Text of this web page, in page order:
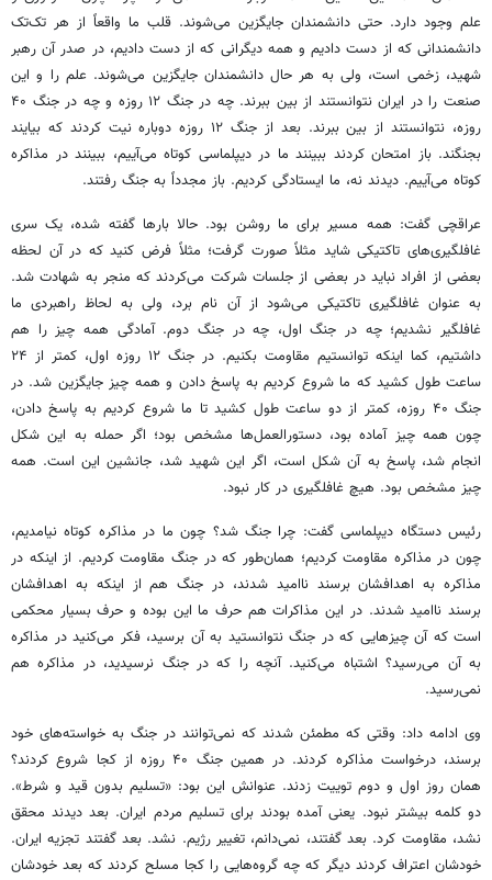
علم وجود دارد. حتی دانشمندان جایگزین می‌شوند. قلب ما واقعاً از هر تک‌تک
دانشمندانی که از دست دادیم و همه دیگرانی که از دست دادیم، در صدر آن رهبر
شهید، زخمی است، ولی به هر حال دانشمندان جایگزین می‌شوند. علم را و این
صنعت را در ایران نتوانستند از بین ببرند. چه در جنگ ۱۲ روزه و چه در جنگ ۴۰
روزه، نتوانستند از بین ببرند. بعد از جنگ ۱۲ روزه دوباره نیت کردند که بیایند
بجنگند. باز امتحان کردند ببینند ما در دیپلماسی کوتاه می‌آییم، ببینند در مذاکره
کوتاه می‌آییم. دیدند نه، ما ایستادگی کردیم. باز مجدداً به جنگ رفتند.
عراقچی گفت: همه مسیر برای ما روشن بود. حالا بارها گفته شده، یک سری
غافلگیری‌های تاکتیکی شاید مثلاً صورت گرفت؛ مثلاً فرض کنید که در آن لحظه
بعضی از افراد نباید در بعضی از جلسات شرکت می‌کردند که منجر به شهادت شد.
به عنوان غافلگیری تاکتیکی می‌شود از آن نام برد، ولی به لحاظ راهبردی ما
غافلگیر نشدیم؛ چه در جنگ اول، چه در جنگ دوم. آمادگی همه چیز را هم
داشتیم، کما اینکه توانستیم مقاومت بکنیم. در جنگ ۱۲ روزه اول، کمتر از ۲۴
ساعت طول کشید که ما شروع کردیم به پاسخ دادن و همه چیز جایگزین شد. در
جنگ ۴۰ روزه، کمتر از دو ساعت طول کشید تا ما شروع کردیم به پاسخ دادن،
چون همه چیز آماده بود، دستورالعمل‌ها مشخص بود؛ اگر حمله به این شکل
انجام شد، پاسخ به آن شکل است، اگر این شهید شد، جانشین این است. همه
چیز مشخص بود. هیچ غافلگیری در کار نبود.
رئیس دستگاه دیپلماسی گفت: چرا جنگ شد؟ چون ما در مذاکره کوتاه نیامدیم،
چون در مذاکره مقاومت کردیم؛ همان‌طور که در جنگ مقاومت کردیم. از اینکه در
مذاکره به اهدافشان برسند ناامید شدند، در جنگ هم از اینکه به اهدافشان
برسند ناامید شدند. در این مذاکرات هم حرف ما این بوده و حرف بسیار محکمی
است که آن چیزهایی که در جنگ نتوانستید به آن برسید، فکر می‌کنید در مذاکره
به آن می‌رسید؟ اشتباه می‌کنید. آنچه را که در جنگ نرسیدید، در مذاکره هم
نمی‌رسید.
وی ادامه داد: وقتی که مطمئن شدند که نمی‌توانند در جنگ به خواسته‌های خود
برسند، درخواست مذاکره کردند. در همین جنگ ۴۰ روزه از کجا شروع کردند؟
همان روز اول و دوم توییت زدند. عنوانش این بود: «تسلیم بدون قید و شرط».
دو کلمه بیشتر نبود. یعنی آمده بودند برای تسلیم مردم ایران. بعد دیدند محقق
نشد، مقاومت کرد. بعد گفتند، نمی‌دانم، تغییر رژیم. نشد. بعد گفتند تجزیه ایران.
خودشان اعتراف کردند دیگر که چه گروه‌هایی را کجا مسلح کردند که بعد خودشان